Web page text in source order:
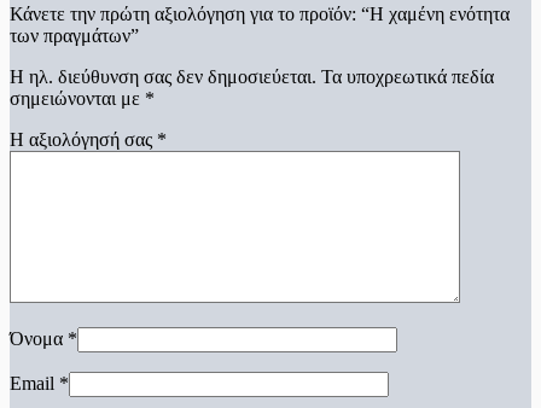
Κάνετε την πρώτη αξιολόγηση για το προϊόν: “Η χαμένη ενότητα
των πραγμάτων”
Η ηλ. διεύθυνση σας δεν δημοσιεύεται. Τα υποχρεωτικά πεδία
σημειώνονται με *
Η αξιολόγησή σας *
Όνομα *
Email *